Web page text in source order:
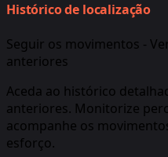
Histórico de localização
Seguir os movimentos -
anteriores
Aceda ao histórico
anteriores. Monitorize
acompanhe os
esforço.